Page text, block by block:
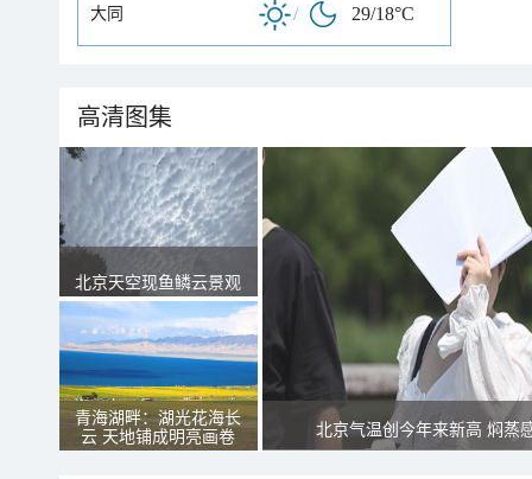
大同 / 29/18°C
高清图集
北京天空现鱼鳞云景观
青海湖畔：湖光花海长
云 天地铺成明亮画卷
北京气温创今年来新高 焖蒸